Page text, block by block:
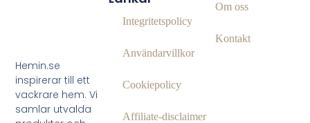
Hemin.se
inspirerar till ett
vackrare hem. Vi
samlar utvalda
Om oss
Kontakt
Integritetspolicy
Användarvillkor
Cookiepolicy
Affiliate‑disclaimer